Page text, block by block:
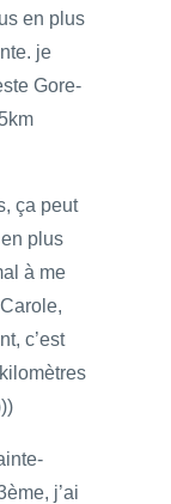
en plus
je
Gore-
ça peut
plus
à me
c’est
j’ai